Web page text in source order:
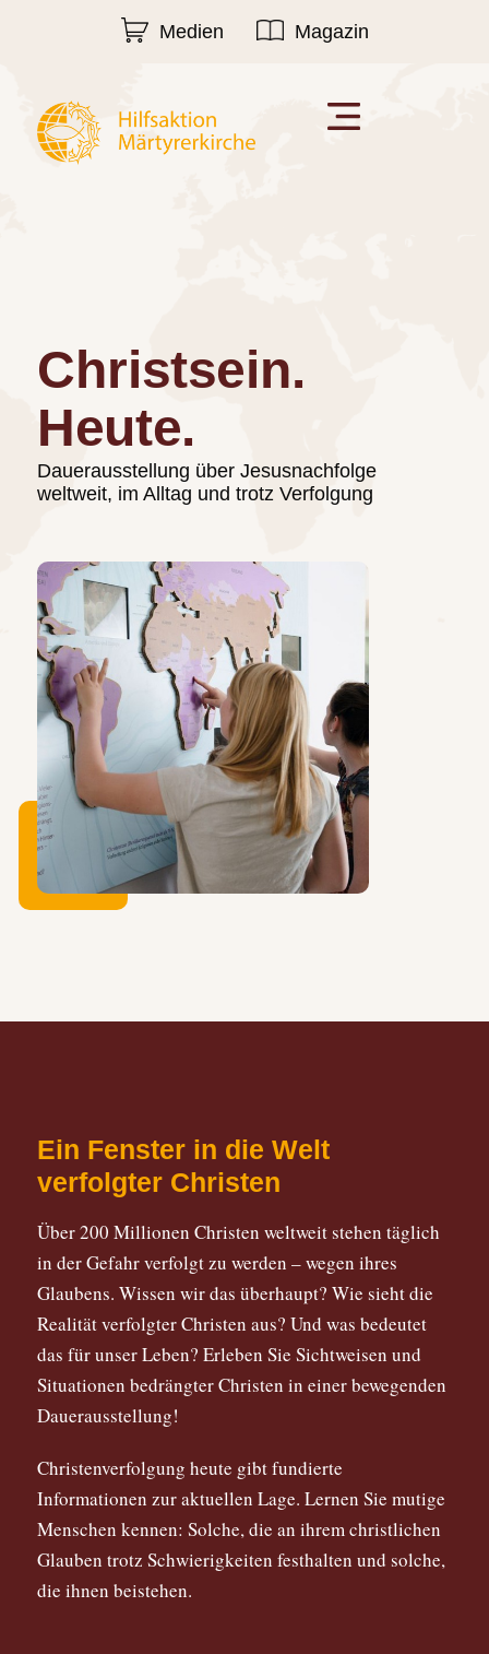
Medien Magazin
Dauerausstellung über Jesusnachfolge
weltweit, im Alltag und trotz Verfolgung
Christsein.
Heute.
Ein Fenster in die Welt
verfolgter Christen
Über 200 Millionen Christen weltweit stehen täglich
in der Gefahr verfolgt zu werden – wegen ihres
Glaubens. Wissen wir das überhaupt? Wie sieht die
Realität verfolgter Christen aus? Und was bedeutet
das für unser Leben? Erleben Sie Sichtweisen und
Situationen bedrängter Christen in einer bewegenden
Dauerausstellung!
Christenverfolgung heute gibt fundierte
Informationen zur aktuellen Lage. Lernen Sie mutige
Menschen kennen: Solche, die an ihrem christlichen
Glauben trotz Schwierigkeiten festhalten und solche,
die ihnen beistehen.